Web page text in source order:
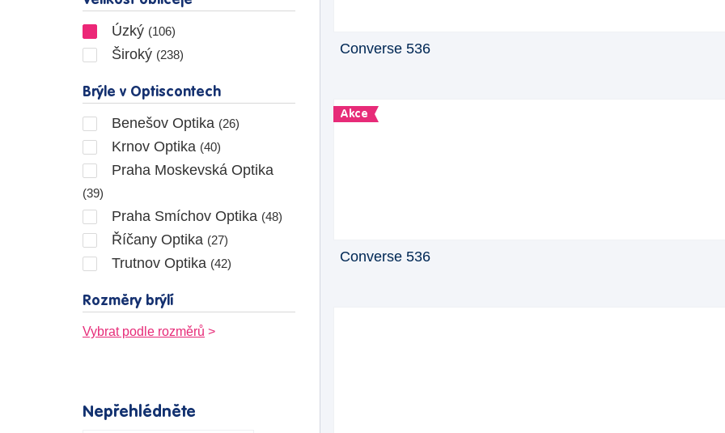
Úzký (106)
Široký (238)
Brýle v Optiscontech
Benešov Optika (26)
Krnov Optika (40)
Praha Moskevská Optika
(39)
Praha Smíchov Optika (48)
Říčany Optika (27)
Trutnov Optika (42)
Rozměry brýlí
Vybrat podle rozměrů
Nepřehlédněte
Converse 536
Akce
Converse 536